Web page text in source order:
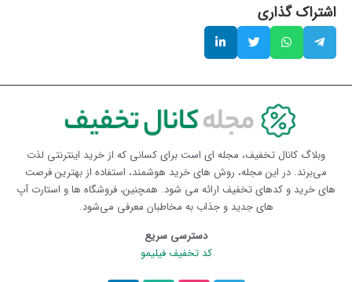
اشتراک گذاری
وبلاگ کانال تخفیف، مجله ای است برای کسانی که از خرید اینترنتی لذت
می‌برند. در این مجله، روش های خرید هوشمند، استفاده از بهترین فرصت
های خرید و کدهای تخفیف ارائه می شود. همچنین، فروشگاه ها و استارت آپ
های جدید و جذاب به مخاطبان معرفی می‌شود.
دسترسی سریع
کد تخفیف فیلیمو